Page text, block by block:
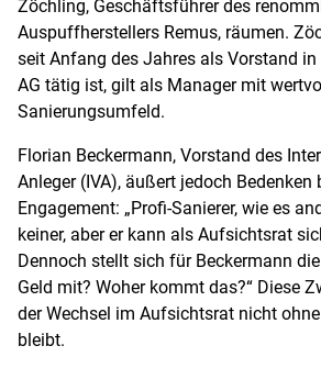
Zöchling, Geschäftsführer des
Auspuffherstellers Remus, räumen.
seit Anfang des Jahres als Vorstand in
AG tätig ist, gilt als Manager mit
Sanierungsumfeld.
Florian Beckermann, Vorstand des
Anleger (IVA), äußert jedoch
Engagement: „Profi-Sanierer, wie es
keiner, aber er kann als Aufsichtsrat
Dennoch stellt sich für Beckermann
Geld mit? Woher kommt das?“ Diese
der Wechsel im Aufsichtsrat nicht
bleibt.